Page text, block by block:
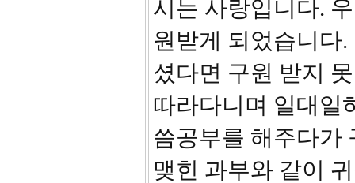
시는 사랑입니다.
원받게 되었습니다
셨다면 구원 받지
따라다니며 일대일
씀공부를 해주다가
맺힌 과부와 같이